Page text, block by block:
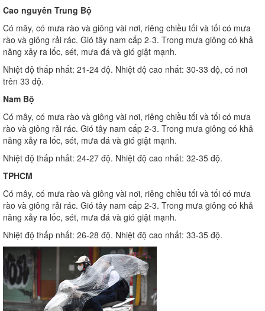
Cao nguyên Trung Bộ
Có mây, có mưa rào và giông vài nơi, riêng chiều tối và tối có mưa
rào và giông rải rác. Gió tây nam cấp 2-3. Trong mưa giông có khả
năng xảy ra lốc, sét, mưa đá và gió giật mạnh.
Nhiệt độ thấp nhất: 21-24 độ. Nhiệt độ cao nhất: 30-33 độ, có nơi
trên 33 độ.
Nam Bộ
Có mây, có mưa rào và giông vài nơi, riêng chiều tối và tối có mưa
rào và giông rải rác. Gió tây nam cấp 2-3. Trong mưa giông có khả
năng xảy ra lốc, sét, mưa đá và gió giật mạnh.
Nhiệt độ thấp nhất: 24-27 độ. Nhiệt độ cao nhất: 32-35 độ.
TPHCM
Có mây, có mưa rào và giông vài nơi, riêng chiều tối và tối có mưa
rào và giông rải rác. Gió tây nam cấp 2-3. Trong mưa giông có khả
năng xảy ra lốc, sét, mưa đá và gió giật mạnh.
Nhiệt độ thấp nhất: 26-28 độ. Nhiệt độ cao nhất: 33-35 độ.